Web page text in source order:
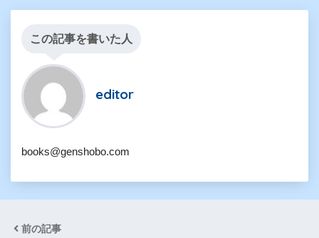
この記事を書いた人
editor
books@genshobo.com
前の記事